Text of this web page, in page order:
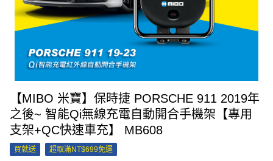
【MIBO 米寶】保時捷 PORSCHE 911 2019年
之後~ 智能Qi無線充電自動開合手機架【專用
支架+QC快速車充】 MB608
買就送 超取滿NT$699免運